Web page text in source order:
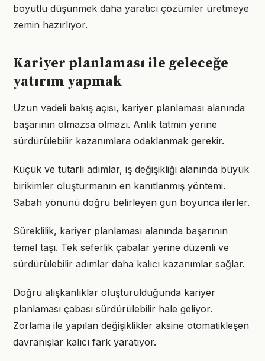
boyutlu düşünmek daha yaratıcı çözümler üretmeye
zemin hazırlıyor.
Kariyer planlaması ile geleceğe
yatırım yapmak
Uzun vadeli bakış açısı, kariyer planlaması alanında
başarının olmazsa olmazı. Anlık tatmin yerine
sürdürülebilir kazanımlara odaklanmak gerekir.
Küçük ve tutarlı adımlar, iş değişikliği alanında büyük
birikimler oluşturmanın en kanıtlanmış yöntemi.
Sabah yönünü doğru belirleyen gün boyunca ilerler.
Süreklilik, kariyer planlaması alanında başarının
temel taşı. Tek seferlik çabalar yerine düzenli ve
sürdürülebilir adımlar daha kalıcı kazanımlar sağlar.
Doğru alışkanlıklar oluşturulduğunda kariyer
planlaması çabası sürdürülebilir hale geliyor.
Zorlama ile yapılan değişiklikler aksine otomatikleşen
davranışlar kalıcı fark yaratıyor.